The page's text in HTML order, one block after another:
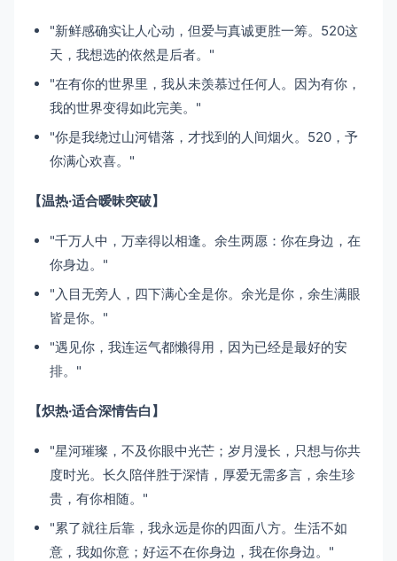
"新鲜感确实让人心动，但爱与真诚更胜一筹。520这
天，我想选的依然是后者。"
"在有你的世界里，我从未羡慕过任何人。因为有你，
我的世界变得如此完美。"
"你是我绕过山河错落，才找到的人间烟火。520，予
你满心欢喜。"
【温热·适合暧昧突破】
"千万人中，万幸得以相逢。余生两愿：你在身边，在
你身边。"
"入目无旁人，四下满心全是你。余光是你，余生满眼
皆是你。"
"遇见你，我连运气都懒得用，因为已经是最好的安
排。"
【炽热·适合深情告白】
"星河璀璨，不及你眼中光芒；岁月漫长，只想与你共
度时光。长久陪伴胜于深情，厚爱无需多言，余生珍
贵，有你相随。"
"累了就往后靠，我永远是你的四面八方。生活不如
意，我如你意；好运不在你身边，我在你身边。"